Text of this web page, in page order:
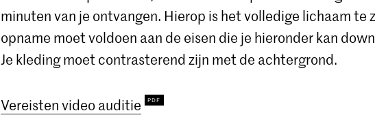
minuten van je ontvangen. Hierop is het volledige lichaam te
opname moet voldoen aan de eisen die je hieronder kan
Je kleding moet contrasterend zijn met de achtergrond.
Vereisten video auditie